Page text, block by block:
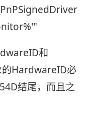
和
HardwareID必
结尾，而且之